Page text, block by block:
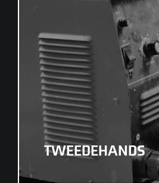
TWEEDEHANDS